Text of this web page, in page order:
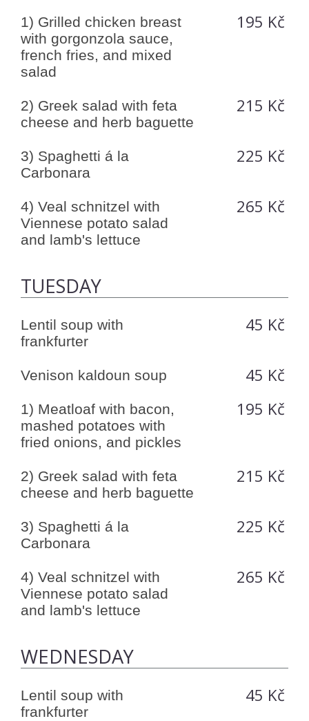
1) Grilled chicken breast
with gorgonzola sauce,
french fries, and mixed
salad
195 Kč
2) Greek salad with feta
cheese and herb baguette
215 Kč
3) Spaghetti á la
Carbonara
225 Kč
4) Veal schnitzel with
Viennese potato salad
and lamb's lettuce
265 Kč
TUESDAY
Lentil soup with
frankfurter
45 Kč
Venison kaldoun soup 45 Kč
1) Meatloaf with bacon,
mashed potatoes with
fried onions, and pickles
195 Kč
2) Greek salad with feta
cheese and herb baguette
215 Kč
3) Spaghetti á la
Carbonara
225 Kč
4) Veal schnitzel with
Viennese potato salad
and lamb's lettuce
265 Kč
WEDNESDAY
Lentil soup with
frankfurter
45 Kč